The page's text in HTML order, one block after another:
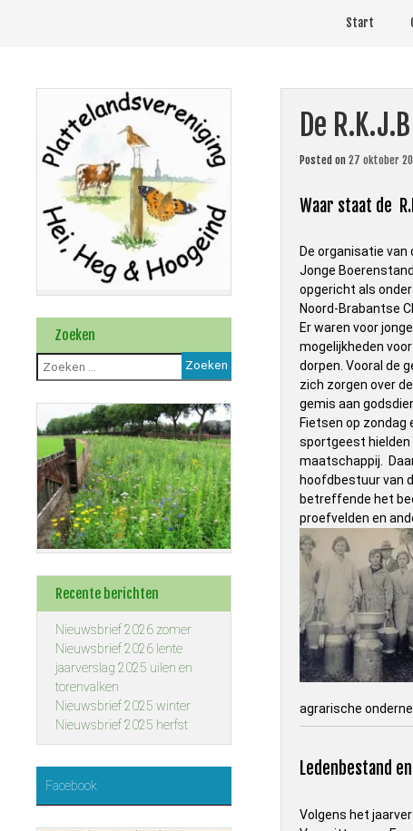
Start
De
Posted on27 oktober
Waar staat de
De organisatie
Jonge
opgericht als
Noord-Brabantse
Er waren voor
mogelijkheden
dorpen. Vooral de
zich zorgen over
gemis aan
Fietsen op zondag
sportgeest hielden
maatschappij.
hoofdbestuur van
betreffende het
proefvelden en
agrarische
Ledenbestand
Volgens het
Zoeken
Zoeken
naar:
Recente berichten
Nieuwsbrief 2026 zomer
Nieuwsbrief 2026 lente
jaarverslag 2025 uilen en
torenvalken
Nieuwsbrief 2025 winter
Nieuwsbrief 2025 herfst
Facebook